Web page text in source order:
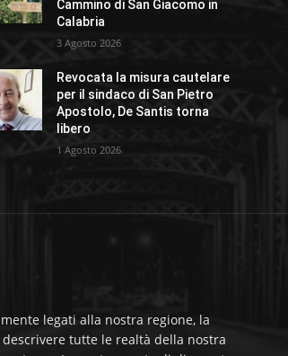
Cammino di San Giacomo in
Calabria
3 Agosto 2026
Revocata la misura cautelare
per il sindaco di San Pietro
Apostolo, De Santis torna
libero
1 Agosto 2026
legati alla nostra regione, la
tutte le realtà della nostra